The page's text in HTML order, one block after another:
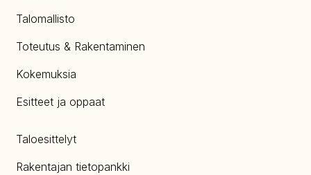
Talomallisto
Toteutus & Rakentaminen
Kokemuksia
Esitteet ja oppaat
Taloesittelyt
Rakentajan tietopankki